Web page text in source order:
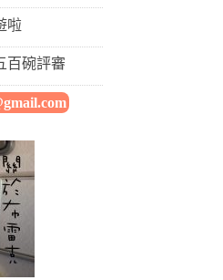
啦
百碗評審